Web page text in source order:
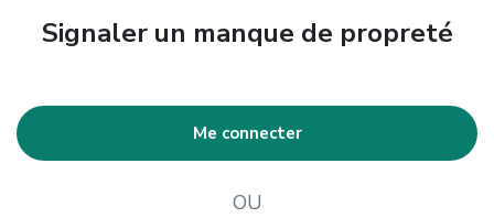
Signaler un manque de propreté
Me connecter
OU